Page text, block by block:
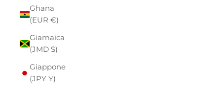
Ghana
(EUR €)
Giamaica
(JMD $)
Giappone
(JPY ¥)